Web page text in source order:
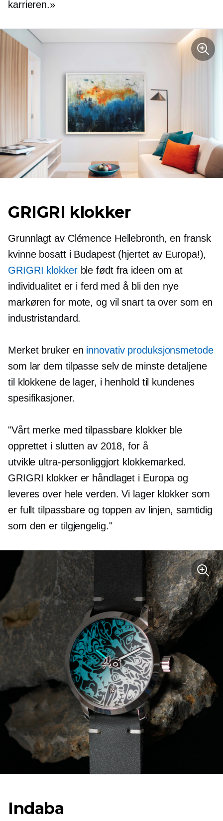
karrieren.»
GRIGRI klokker
Grunnlagt av Clémence Hellebronth, en fransk
kvinne bosatt i Budapest (hjertet av Europa!),
GRIGRI klokkerble født fra ideen om at
individualitet er i ferd med å bli den nye
markøren for mote, og vil snart ta over som en
industristandard.
Merket bruker en innovativ produksjonsmetode
som lar dem tilpasse selv de minste detaljene
til klokkene de lager, i henhold til kundenes
spesifikasjoner.
"Vårt merke med tilpassbare klokker ble
opprettet i slutten av 2018, for å
utvikle ultra-personliggjort klokkemarked.
GRIGRI klokker er håndlaget i Europa og
leveres over hele verden. Vi lager klokker som
er fullt tilpassbare og toppen av linjen, samtidig
som den er tilgjengelig."
Indaba